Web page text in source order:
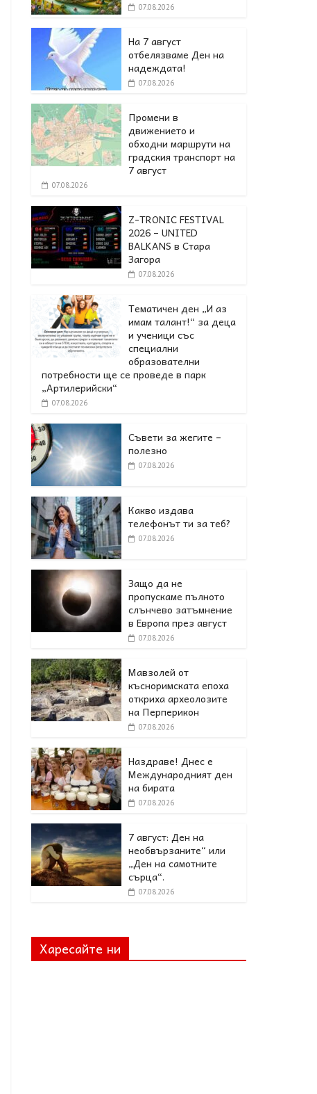
07.08.2026
На 7 август
отбелязваме Ден на
надеждата!
07.08.2026
Промени в
движението и
обходни маршрути на
градския транспорт на
7 август
07.08.2026
Z-TRONIC FESTIVAL
2026 – UNITED
BALKANS в Стара
Загора
07.08.2026
Тематичен ден „И аз
имам талант!“ за деца
и ученици със
специални
образователни
потребности ще се проведе в парк
„Артилерийски“
07.08.2026
Съвети за жегите –
полезно
07.08.2026
Какво издава
телефонът ти за теб?
07.08.2026
Защо да не
пропускаме пълното
слънчево затъмнение
в Европа през август
07.08.2026
Мавзолей от
късноримската епоха
откриха археолозите
на Перперикон
07.08.2026
Наздраве! Днес е
Международният ден
на бирата
07.08.2026
7 август: Ден на
необвързаните“ или
„Ден на самотните
сърца“.
07.08.2026
Харесайте ни